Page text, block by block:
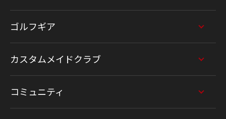
ゴルフギア
カスタムメイドクラブ
コミュニティ